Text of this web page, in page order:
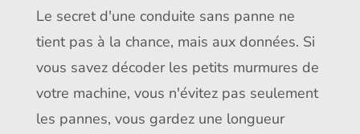
Le secret d'une conduite sans panne ne
tient pas à la chance, mais aux données. Si
vous savez décoder les petits murmures de
votre machine, vous n'évitez pas seulement
les pannes, vous gardez une longueur